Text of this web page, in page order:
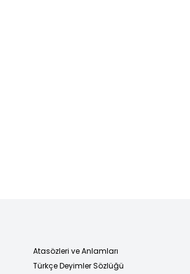
Atasözleri ve Anlamları
Türkçe Deyimler Sözlüğü